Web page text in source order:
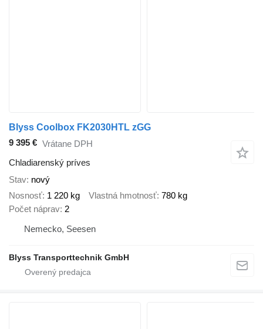
Blyss Coolbox FK2030HTL zGG
9 395 € Vrátane DPH
Chladiarenský príves
Stav nový
Nosnosť 1 220 kg Vlastná hmotnosť 780 kg
Počet náprav 2
Nemecko, Seesen
Blyss Transporttechnik GmbH